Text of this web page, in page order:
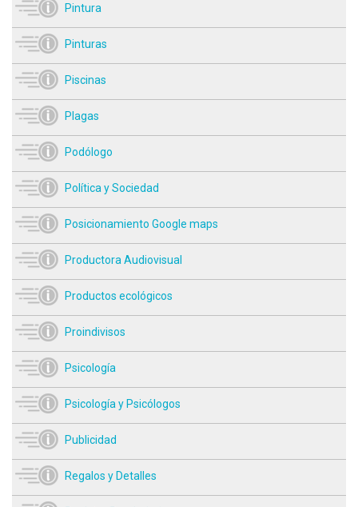
Pintura
Pinturas
Piscinas
Plagas
Podólogo
Política y Sociedad
Posicionamiento Google maps
Productora Audiovisual
Productos ecológicos
Proindivisos
Psicología
Psicología y Psicólogos
Publicidad
Regalos y Detalles